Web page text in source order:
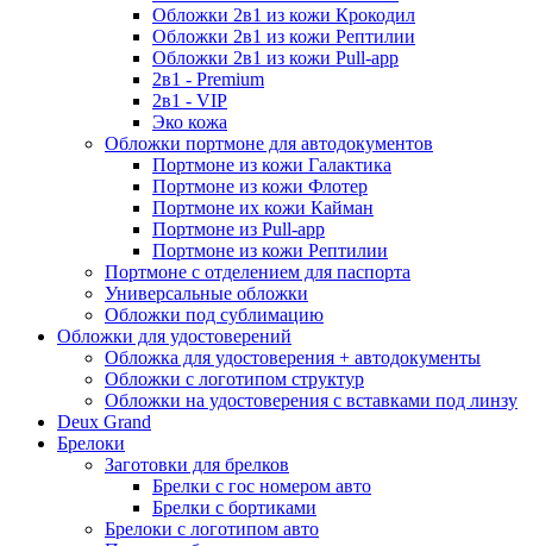
Обложки 2в1 из кожи Крокодил
Обложки 2в1 из кожи Рептилии
Обложки 2в1 из кожи Pull-app
2в1 - Premium
2в1 - VIP
Эко кожа
Обложки портмоне для автодокументов
Портмоне из кожи Галактика
Портмоне из кожи Флотер
Портмоне их кожи Кайман
Портмоне из Pull-app
Портмоне из кожи Рептилии
Портмоне с отделением для паспорта
Универсальные обложки
Обложки под сублимацию
Обложки для удостоверений
Обложка для удостоверения + автодокументы
Обложки с логотипом структур
Обложки на удостоверения с вставками под линзу
Deux Grand
Брелоки
Заготовки для брелков
Брелки с гос номером авто
Брелки с бортиками
Брелоки с логотипом авто